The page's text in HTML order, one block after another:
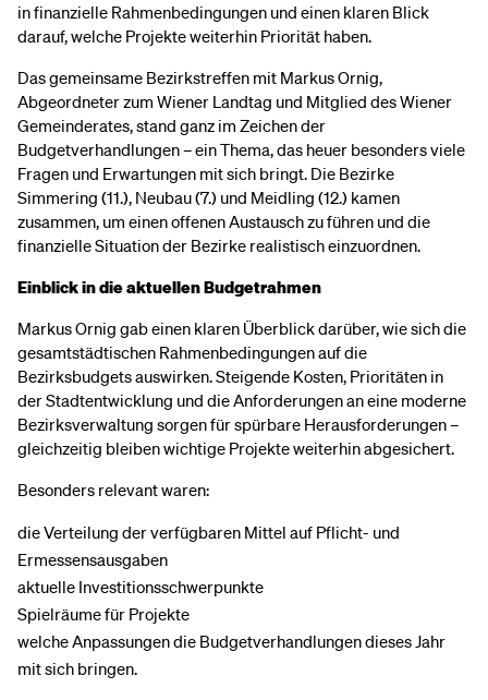
in finanzielle Rahmenbedingungen und einen klaren Blick
darauf, welche Projekte weiterhin Priorität haben.
Das gemeinsame Bezirkstreffen mit Markus Ornig,
Abgeordneter zum Wiener Landtag und Mitglied des Wiener
Gemeinderates, stand ganz im Zeichen der
Budgetverhandlungen – ein Thema, das heuer besonders viele
Fragen und Erwartungen mit sich bringt. Die Bezirke
Simmering (11.), Neubau (7.) und Meidling (12.) kamen
zusammen, um einen offenen Austausch zu führen und die
finanzielle Situation der Bezirke realistisch einzuordnen.
Einblick in die aktuellen Budgetrahmen
Markus Ornig gab einen klaren Überblick darüber, wie sich die
gesamtstädtischen Rahmenbedingungen auf die
Bezirksbudgets auswirken. Steigende Kosten, Prioritäten in
der Stadtentwicklung und die Anforderungen an eine moderne
Bezirksverwaltung sorgen für spürbare Herausforderungen –
gleichzeitig bleiben wichtige Projekte weiterhin abgesichert.
Besonders relevant waren:
die Verteilung der verfügbaren Mittel auf Pflicht- und
Ermessensausgaben
aktuelle Investitionsschwerpunkte
Spielräume für Projekte
welche Anpassungen die Budgetverhandlungen dieses Jahr
mit sich bringen.